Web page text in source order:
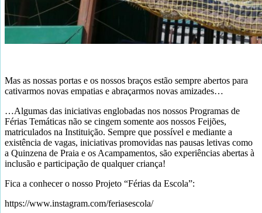
Mas as nossas portas e os nossos braços estão sempre abertos para
cativarmos novas empatias e abraçarmos novas amizades…
…Algumas das iniciativas englobadas nos nossos Programas de
Férias Temáticas não se cingem somente aos nossos Feijões,
matriculados na Instituição. Sempre que possível e mediante a
existência de vagas, iniciativas promovidas nas pausas letivas como
a Quinzena de Praia e os Acampamentos, são experiências abertas à
inclusão e participação de qualquer criança!
Fica a conhecer o nosso Projeto “Férias da Escola”:
https://www.instagram.com/feriasescola/